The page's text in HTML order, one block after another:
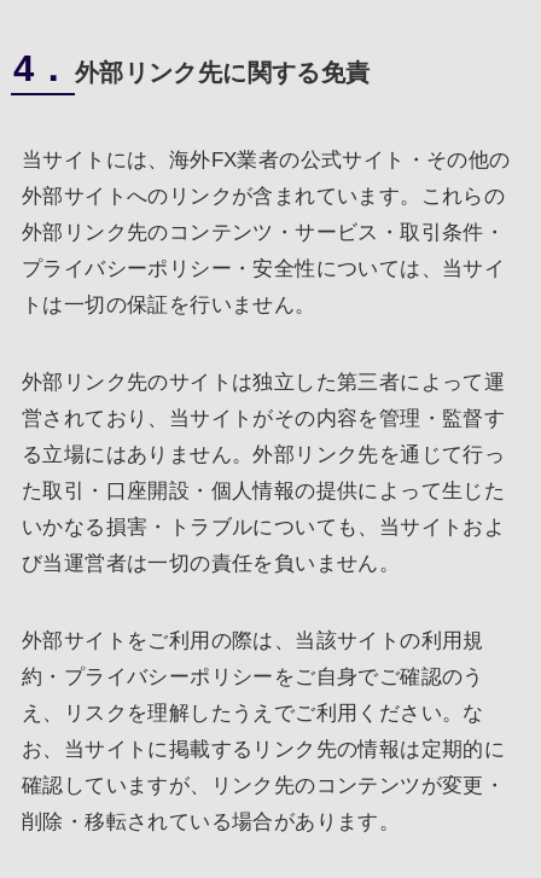
4． 外部リンク先に関する免責
当サイトには、海外FX業者の公式サイト・その他の
外部サイトへのリンクが含まれています。これらの
外部リンク先のコンテンツ・サービス・取引条件・
プライバシーポリシー・安全性については、当サイ
トは一切の保証を行いません。
外部リンク先のサイトは独立した第三者によって運
営されており、当サイトがその内容を管理・監督す
る立場にはありません。外部リンク先を通じて行っ
た取引・口座開設・個人情報の提供によって生じた
いかなる損害・トラブルについても、当サイトおよ
び当運営者は一切の責任を負いません。
外部サイトをご利用の際は、当該サイトの利用規
約・プライバシーポリシーをご自身でご確認のう
え、リスクを理解したうえでご利用ください。な
お、当サイトに掲載するリンク先の情報は定期的に
確認していますが、リンク先のコンテンツが変更・
削除・移転されている場合があります。